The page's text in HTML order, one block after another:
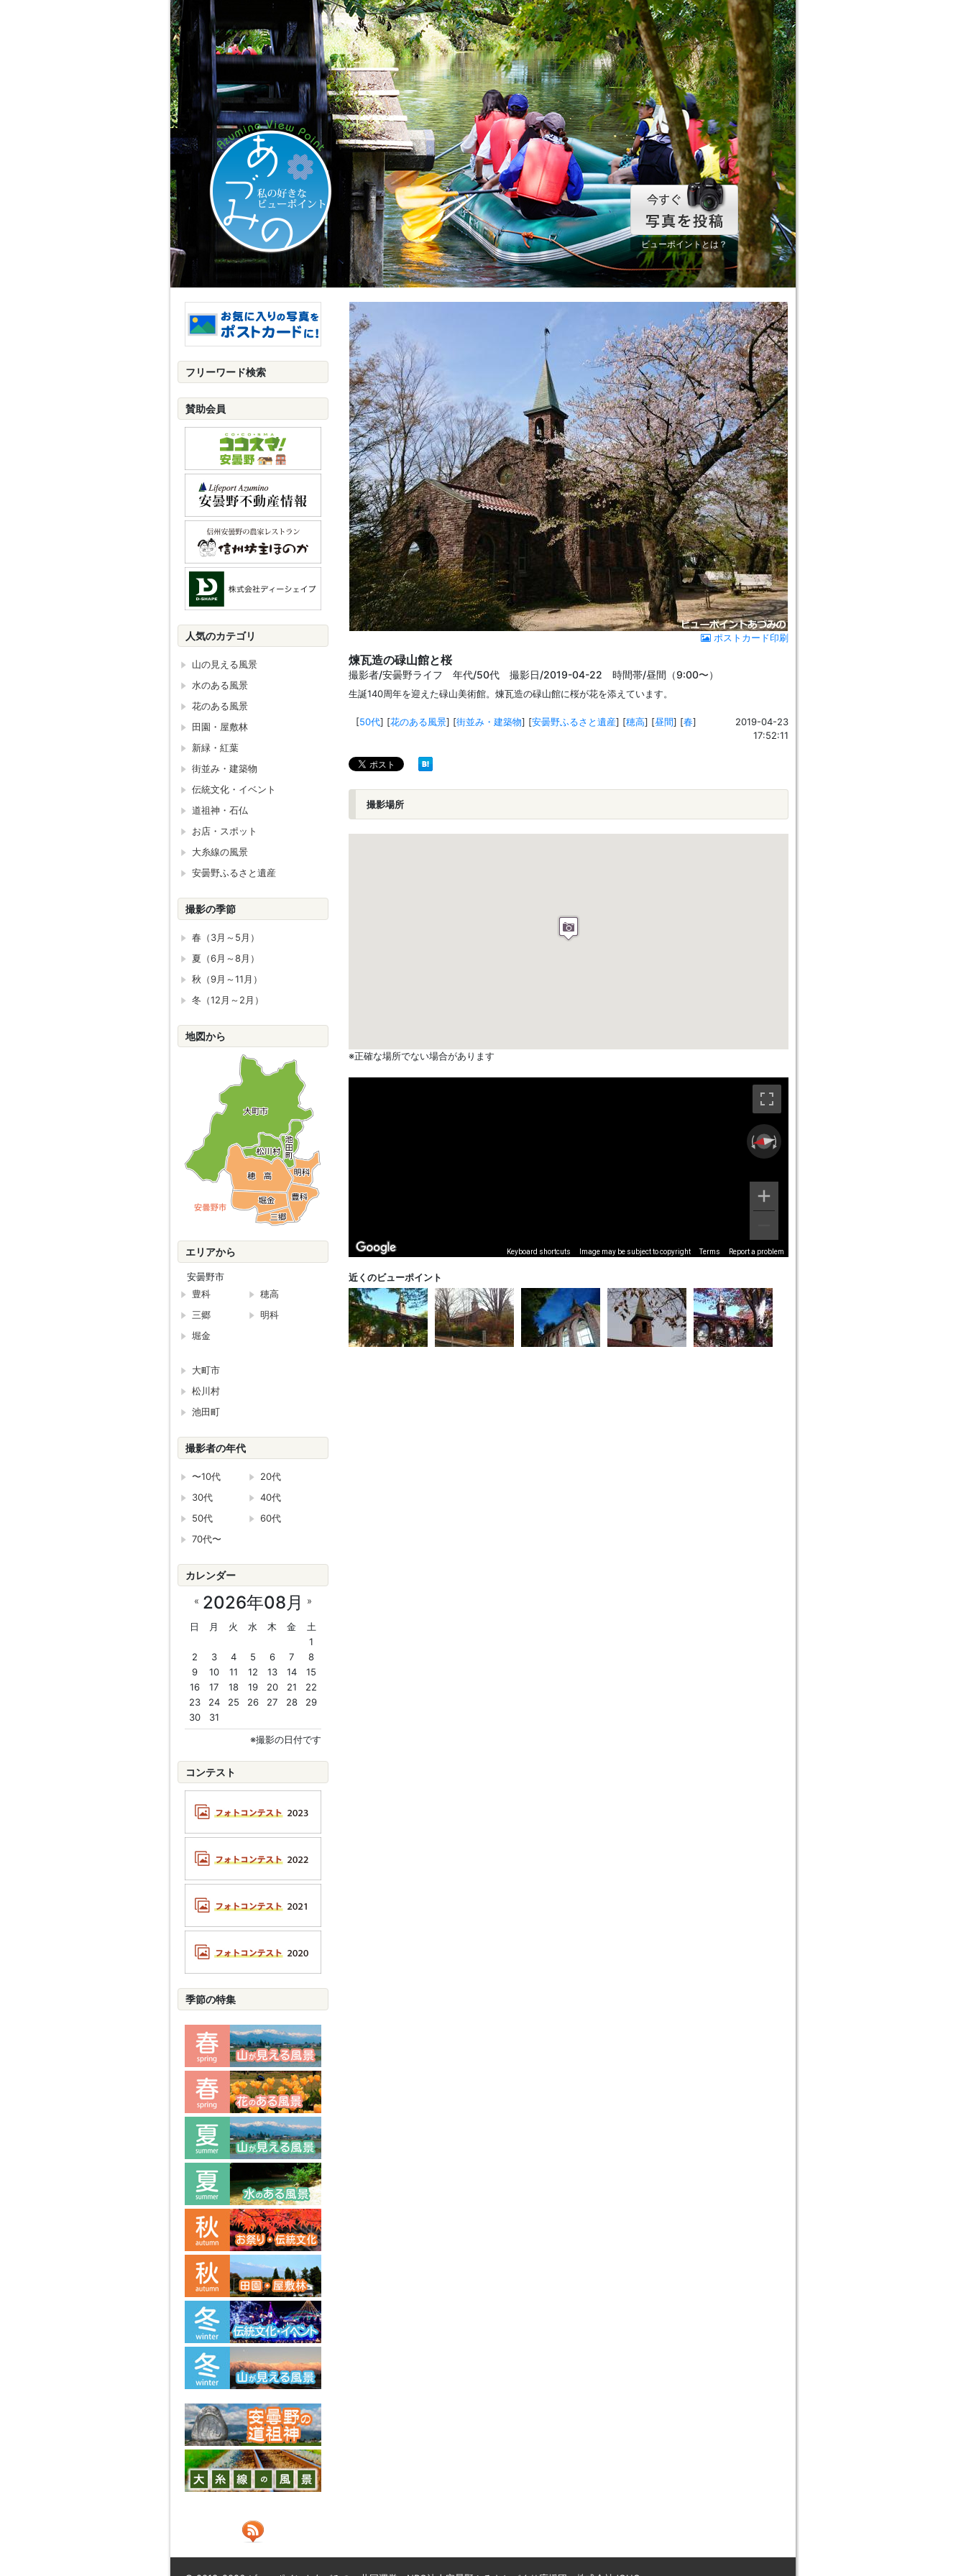
ビューポイントとは？
ポストカード印刷
煉瓦造の碌山館と桜
撮影者/安曇野ライフ 年代/50代 撮影日/2019-04-22 時間帯/昼間（9:00〜）
生誕140周年を迎えた碌山美術館。煉瓦造の碌山館に桜が花を添えています。
[50代] [花のある風景] [街並み・建築物] [安曇野ふるさと遺産] [穂高] [昼間] [春]
2019-04-23
17:52:11
撮影場所
※正確な場所でない場合があります
Keyboard shortcuts Image may be subject to copyright Terms Report a problem
近くのビューポイント
フリーワード検索
賛助会員
人気のカテゴリ
山の見える風景
水のある風景
花のある風景
田園・屋敷林
新緑・紅葉
街並み・建築物
伝統文化・イベント
道祖神・石仏
お店・スポット
大糸線の風景
安曇野ふるさと遺産
撮影の季節
春（3月～5月）
夏（6月～8月）
秋（9月～11月）
冬（12月～2月）
地図から
エリアから
安曇野市
豊科
穂高
三郷
明科
堀金
大町市
松川村
池田町
撮影者の年代
〜10代
20代
30代
40代
50代
60代
70代〜
カレンダー
2026年08月
« »
日 月 火 水 木 金
土
1
2
3 4 5 6 7
8
9
10 11 12 13 14
15
16
17 18 19 20 21
22
23
24 25 26 27 28
29
30
31
※撮影の日付です
コンテスト
季節の特集